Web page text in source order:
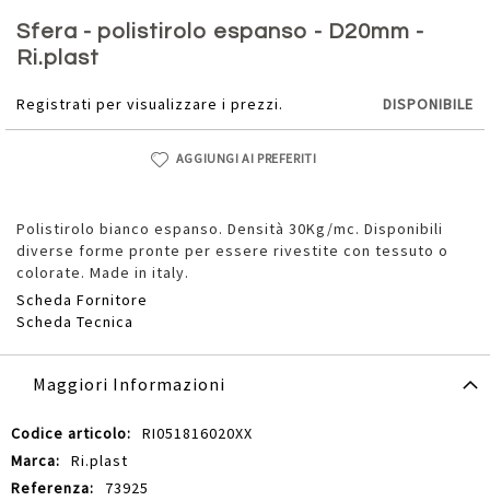
Sfera - polistirolo espanso - D20mm -
Ri.plast
Registrati per visualizzare i prezzi. DISPONIBILE
AGGIUNGI AI PREFERITI
Polistirolo bianco espanso. Densità 30Kg/mc. Disponibili
diverse forme pronte per essere rivestite con tessuto o
colorate. Made in italy.
Scheda Fornitore
Scheda Tecnica
all'inizio
della
galleria
immagini
Maggiori Informazioni
Maggiori
Informazioni
RI051816020XX
Ri.plast
73925